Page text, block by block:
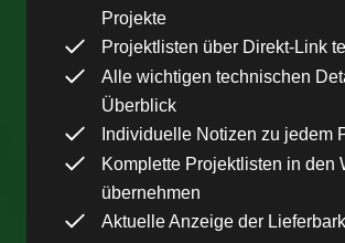
Projekte
Projektlisten über Direkt-Link
Alle wichtigen technischen
Überblick
Individuelle Notizen zu jedem
Komplette Projektlisten in den
übernehmen
Aktuelle Anzeige der